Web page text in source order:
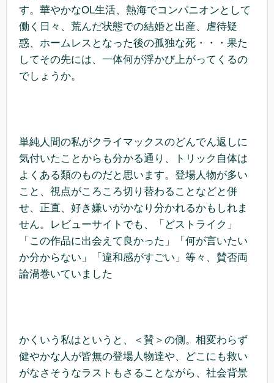
す。華やかなOL生活、熱海でコンパニオンとして
働く日々、荒んだ状態での結婚と出産、虐待疑
惑、ホームレスとなった後の孤独な死・・・果た
してその先には、一体何が浮かび上がってくるの
でしょうか。
単純人間の私がクライマックスのどんでん返しに
気付いたことからも分かる通り、トリック自体は
よくある類のものだと思います。登場人物が多い
こと、視点がころころ切り替わることなどと併
せ、正直、好き嫌いがかなり分かれるかもしれま
せん。レビューサイトでも、「どストライク」
「この作品に出会えて良かった」「何が言いたい
か分からない」「違和感がすごい」等々、賛否両
論渦巻いていました
かくいう私はというと、＜賛＞の側。相変わらず
健やかな人が皆無の登場人物達や、どこにも救い
がなさそうなラストもさることながら、社会背景